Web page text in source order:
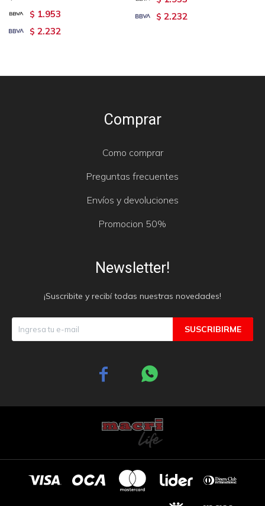
$ 1.953
$ 2.232
$ 2.232
Comprar
Como comprar
Preguntas frecuentes
Envíos y devoluciones
Promocion 50%
Newsletter!
¡Suscribite y recibí todas nuestras novedades!
SUSCRIBIRME
 